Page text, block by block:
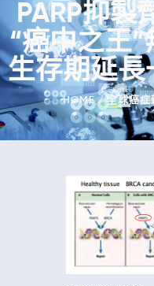
PARP抑製
“癌中之王”
生存期延長
HOME 全球癌症
新聞
捐款支持
現在捐贈